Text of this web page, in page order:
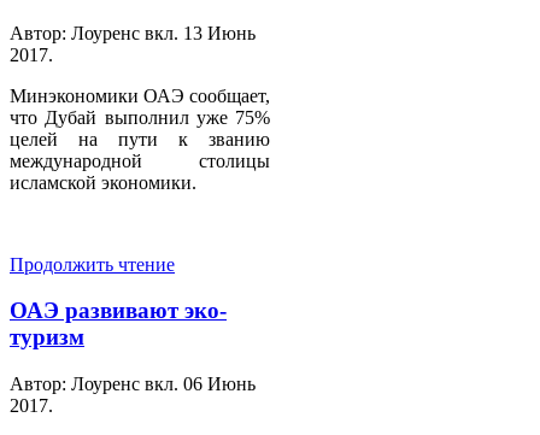
Автор: Лоуренс вкл. 13 Июнь
2017.
Минэкономики ОАЭ сообщает,
что Дубай выполнил уже 75%
целей на пути к званию
международной столицы
исламской экономики.
Продолжить чтение
ОАЭ развивают эко-
туризм
Автор: Лоуренс вкл. 06 Июнь
2017.